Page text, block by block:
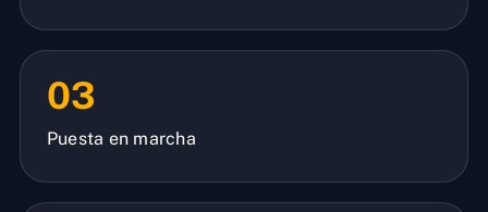
03
Puesta en marcha